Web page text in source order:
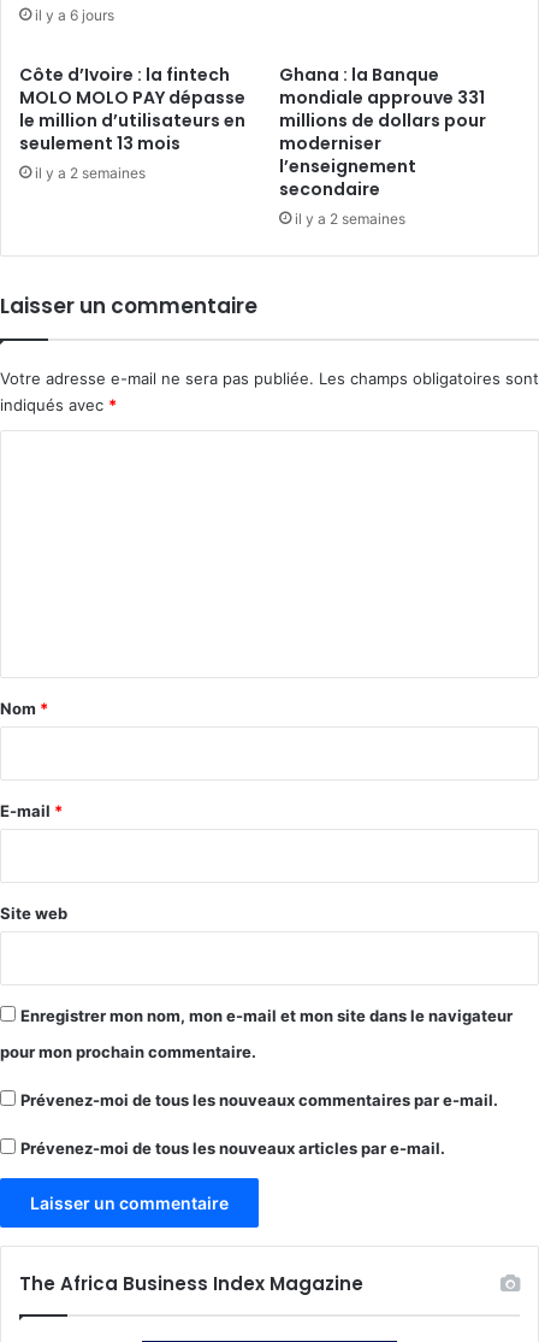
il y a 6 jours
Côte d’Ivoire : la fintech
MOLO MOLO PAY dépasse
le million d’utilisateurs en
seulement 13 mois
il y a 2 semaines
Ghana : la Banque
mondiale approuve 331
millions de dollars pour
moderniser
l’enseignement
secondaire
il y a 2 semaines
Laisser un commentaire
Votre adresse e-mail ne sera pas publiée. Les champs obligatoires sont
indiqués avec *
a
e
Nom *
E-mail *
Site web
Enregistrer mon nom, mon e-mail et mon site dans le navigateur
pour mon prochain commentaire.
Prévenez-moi de tous les nouveaux commentaires par e-mail.
Prévenez-moi de tous les nouveaux articles par e-mail.
The Africa Business Index Magazine